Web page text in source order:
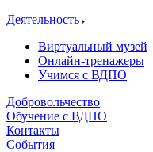
Деятельность
Виртуальный музей
Онлайн-тренажеры
Учимся с ВДПО
Добровольчество
Обучение с ВДПО
Контакты
События